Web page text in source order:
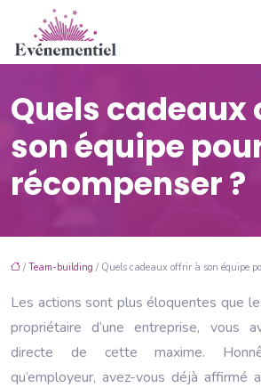
Quels cadeaux
son équipe
récompenser ?
/ Team-building / Quels cadeaux offrir à son équipe
Les actions sont plus éloquentes que
propriétaire d’une entreprise, vous
directe de cette maxime.
qu’employeur, avez-vous déjà affirmé